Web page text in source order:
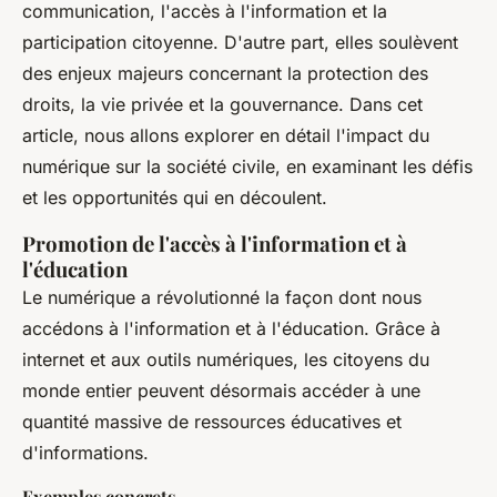
communication, l'accès à l'information et la
participation citoyenne. D'autre part, elles soulèvent
des enjeux majeurs concernant la protection des
droits, la vie privée et la gouvernance. Dans cet
article, nous allons explorer en détail l'impact du
numérique sur la société civile, en examinant les défis
et les opportunités qui en découlent.
Promotion de l'accès à l'information et à
l'éducation
Le numérique a révolutionné la façon dont nous
accédons à l'information et à l'éducation. Grâce à
internet et aux outils numériques, les citoyens du
monde entier peuvent désormais accéder à une
quantité massive de ressources éducatives et
d'informations.